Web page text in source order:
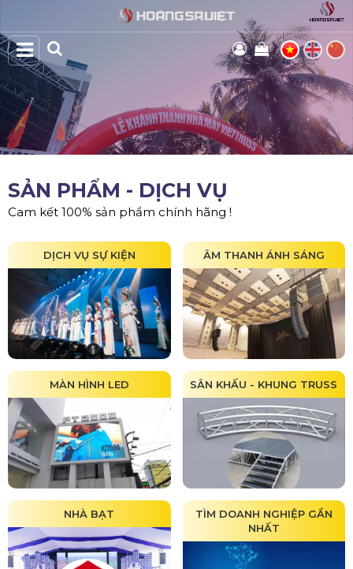
SẢN PHẨM - DỊCH VỤ
Cam kết 100% sản phẩm chính hãng !
DỊCH VỤ SỰ KIỆN ÂM THANH ÁNH SÁNG
MÀN HÌNH LED SÂN KHẤU - KHUNG TRUSS
NHÀ BẠT
TÌM DOANH NGHIỆP GẦN
NHẤT